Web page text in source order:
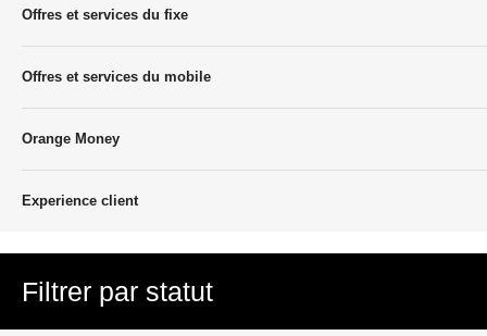
Offres et services du fixe
Offres et services du mobile
Orange Money
Experience client
Filtrer par statut